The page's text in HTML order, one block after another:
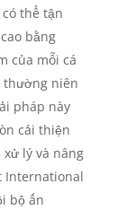
thể tận
bằng
của mỗi cá
thường niên
pháp này
cải thiện
lý và nâng
International
bộ ấn